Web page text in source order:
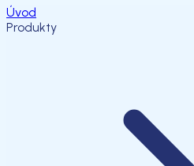
Úvod
Produkty